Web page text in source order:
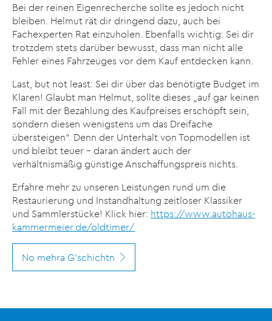
Bei der reinen Eigenrecherche sollte es jedoch nicht
bleiben. Helmut rät dir dringend dazu, auch bei
Fachexperten Rat einzuholen. Ebenfalls wichtig: Sei dir
trotzdem stets darüber bewusst, dass man nicht alle
Fehler eines Fahrzeuges vor dem Kauf entdecken kann.
Last, but not least: Sei dir über das benötigte Budget im
Klaren! Glaubt man Helmut, sollte dieses „auf gar keinen
Fall mit der Bezahlung des Kaufpreises erschöpft sein,
sondern diesen wenigstens um das Dreifache
übersteigen“. Denn der Unterhalt von Topmodellen ist
und bleibt teuer – daran ändert auch der
verhältnismäßig günstige Anschaffungspreis nichts.
Erfahre mehr zu unseren Leistungen rund um die
Restaurierung und Instandhaltung zeitloser Klassiker
und Sammlerstücke! Klick hier: https://www.autohaus-
kammermeier.de/oldtimer/
No mehra G'schichtn